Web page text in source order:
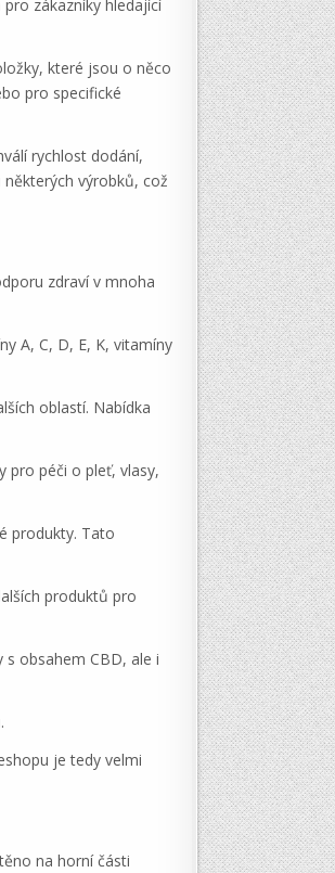
zákazníky hledající
které jsou o něco
pro specifické
rychlost dodání,
výrobků, což
zdraví v mnoha
A, C, D, E, K, vitamíny
oblastí. Nabídka
pro péči o pleť, vlasy,
produkty. Tato
produktů pro
obsahem CBD, ale i
je tedy velmi
na horní části